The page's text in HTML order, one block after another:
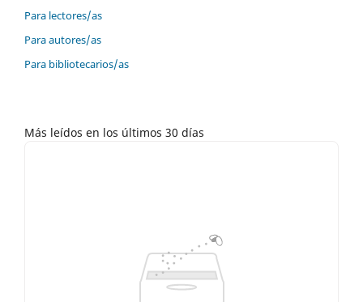
Para lectores/as
Para autores/as
Para bibliotecarios/as
Más leídos en los últimos 30 días